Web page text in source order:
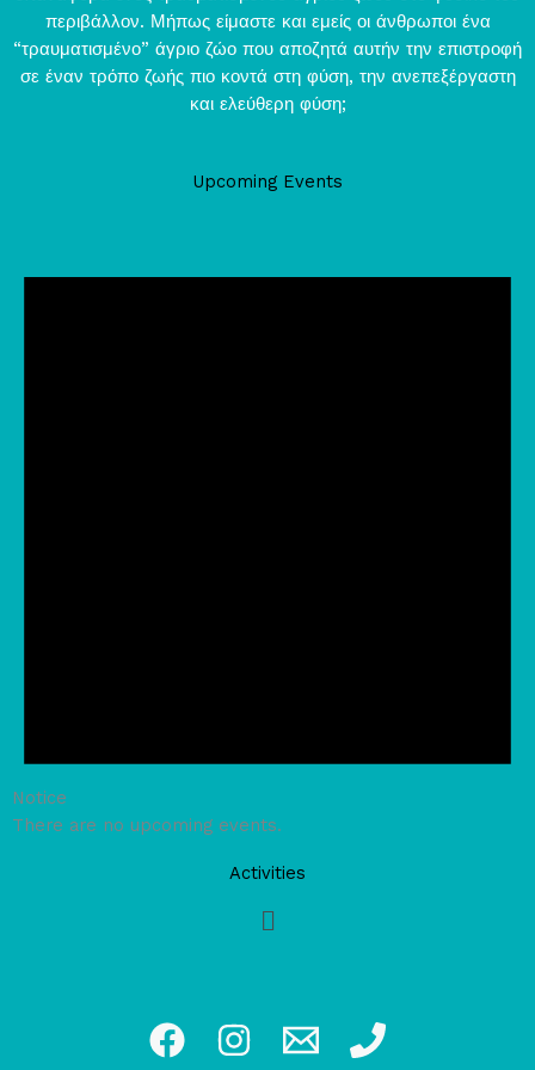
περιβάλλον. Μήπως είμαστε και εμείς οι άνθρωποι ένα
“τραυματισμένο” άγριο ζώο που αποζητά αυτήν την επιστροφή
σε έναν τρόπο ζωής πιο κοντά στη φύση, την ανεπεξέργαστη
και ελεύθερη φύση;
Upcoming Events
Notice
There are no upcoming events.
Activities
Main